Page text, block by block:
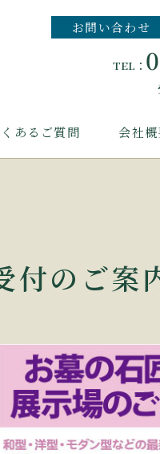
お問い合わせ
TEL：
くあるご質問 会社概
付のご案